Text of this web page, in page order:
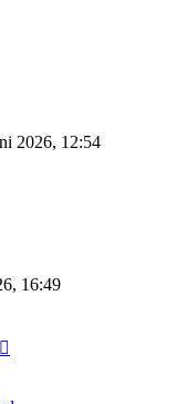
2026, 12:54
16:49